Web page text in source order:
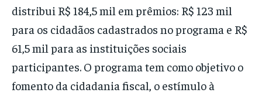
distribui R$ 184,5 mil em prêmios: R$ 123 mil
para os cidadãos cadastrados no programa e R$
61,5 mil para as instituições sociais
participantes. O programa tem como objetivo o
fomento da cidadania fiscal, o estímulo à